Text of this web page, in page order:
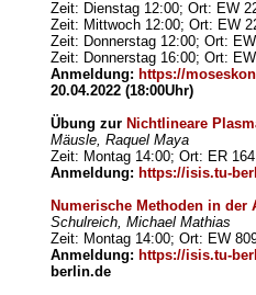
Zeit: Dienstag 12:00; Ort: EW
Zeit: Mittwoch 12:00; Ort: EW
Zeit: Donnerstag 12:00; Ort:
Zeit: Donnerstag 16:00; Ort:
Anmeldung: https://
20.04.2022 (18:00Uhr)
Übung zur Nichtlineare
Mäusle, Raquel Maya
Zeit: Montag 14:00; Ort: ER
Anmeldung: https://isis.tu-
Numerische Methoden in der
Schulreich, Michael Mathias
Zeit: Montag 14:00; Ort: EW
Anmeldung: https://isis.tu-
berlin.de